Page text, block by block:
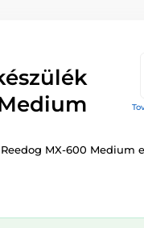
MX-600 Medium